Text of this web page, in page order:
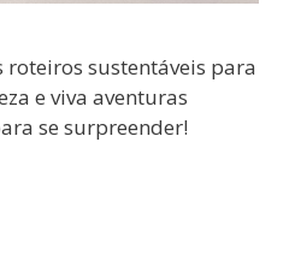
roteiros sustentáveis para
e viva aventuras
se surpreender!